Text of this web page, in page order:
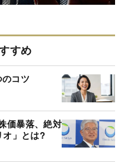
すめ
コツ
価暴落、絶対
オ」とは?